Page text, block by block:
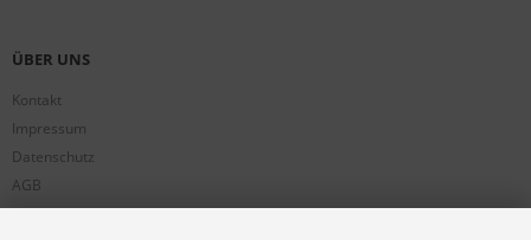
ÜBER UNS
Kontakt
Impressum
Datenschutz
AGB
Partnerprogramm